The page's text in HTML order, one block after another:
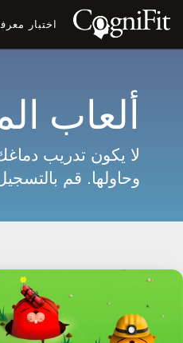
اختبار
ألعاب
لا يكون تدريب
وحاولها. قم